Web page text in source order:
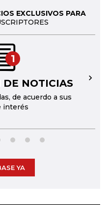
EXCLUSIVOS PARA
1
DE NOTICIAS
de acuerdo a sus
interés
→
YA